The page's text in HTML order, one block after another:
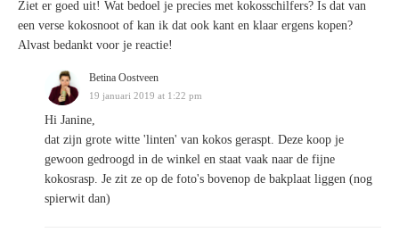
Ziet er goed uit! Wat bedoel je precies met kokosschilfers? Is dat van
een verse kokosnoot of kan ik dat ook kant en klaar ergens kopen?
Alvast bedankt voor je reactie!
Betina Oostveen
19 januari 2019 at 1:22 pm
Hi Janine,
dat zijn grote witte 'linten' van kokos geraspt. Deze koop je
gewoon gedroogd in de winkel en staat vaak naar de fijne
kokosrasp. Je zit ze op de foto's bovenop de bakplaat liggen (nog
spierwit dan)